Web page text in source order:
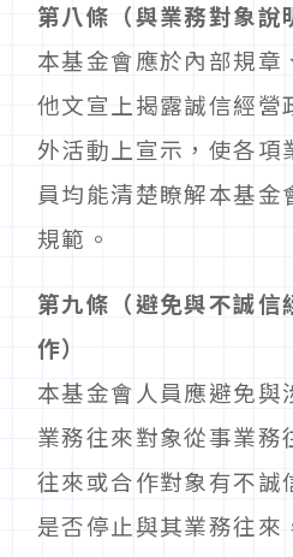
第八條（與業務對象說
本基金會應於內部規章
他文宣上揭露誠信經營
外活動上宣示，使各項
員均能清楚瞭解本基金
規範。
第九條（避免與不誠信
作）
本基金會人員應避免與
業務往來對象從事業務
往來或合作對象有不誠
是否停止與其業務往來